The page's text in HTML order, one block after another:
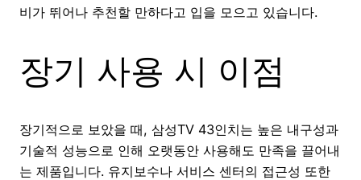
비가 뛰어나 추천할 만하다고 입을 모으고 있습니다.
장기 사용 시 이점
장기적으로 보았을 때, 삼성TV 43인치는 높은 내구성과
기술적 성능으로 인해 오랫동안 사용해도 만족을 끌어내
는 제품입니다. 유지보수나 서비스 센터의 접근성 또한